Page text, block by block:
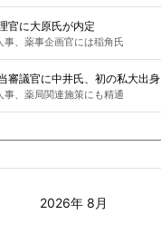
官に大原氏が内定
事、薬事企画官には稲角氏
審議官に中井氏、初の私大出身
事、薬局関連施策にも精通
2026年 8月